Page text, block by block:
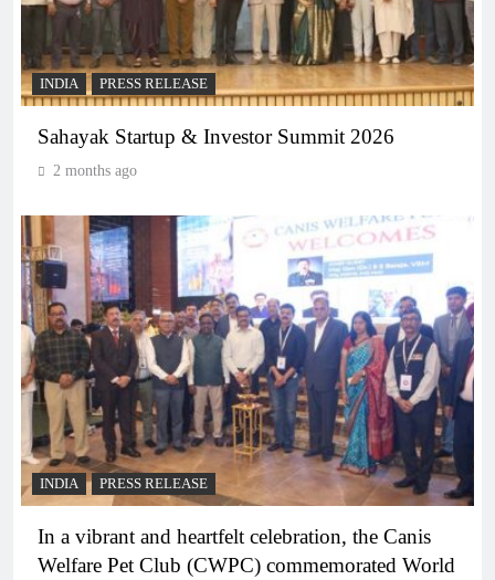
INDIA PRESS RELEASE
Sahayak Startup & Investor Summit 2026
2 months ago
INDIA PRESS RELEASE
In a vibrant and heartfelt celebration, the Canis
Welfare Pet Club (CWPC) commemorated World